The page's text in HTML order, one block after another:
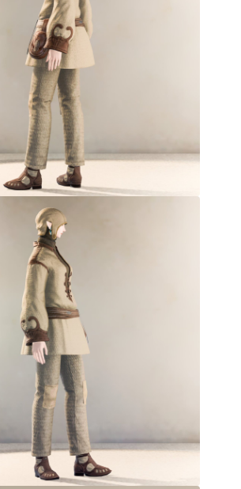
ボズヤ追憶戦